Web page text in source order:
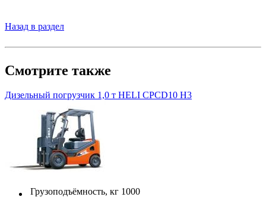
Назад в раздел
Смотрите также
Дизельный погрузчик 1,0 т HELI CPСD10 H3
Грузоподъёмность, кг 1000